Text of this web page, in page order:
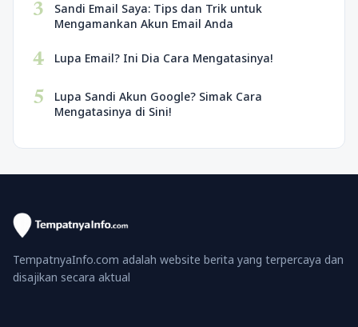
3
Sandi Email Saya: Tips dan Trik untuk
Mengamankan Akun Email Anda
4 Lupa Email? Ini Dia Cara Mengatasinya!
5
Lupa Sandi Akun Google? Simak Cara
Mengatasinya di Sini!
TempatnyaInfo.com adalah website berita yang terpercaya dan
disajikan secara aktual